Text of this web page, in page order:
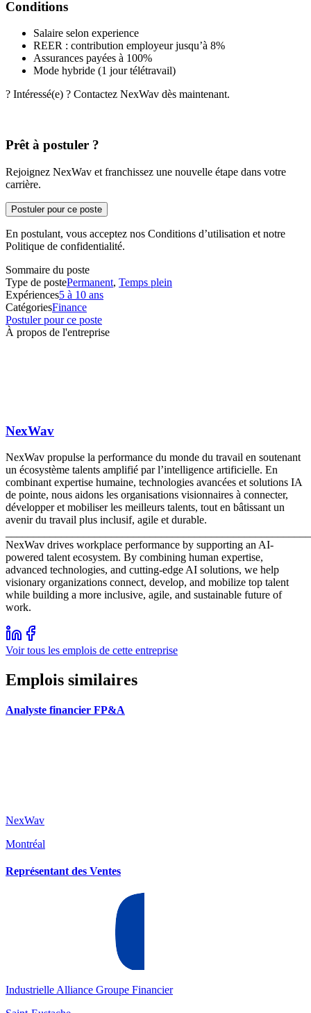
Conditions
Salaire selon experience
REER : contribution employeur jusqu’à 8%
Assurances payées à 100%
Mode hybride (1 jour télétravail)
? Intéressé(e) ? Contactez NexWav dès maintenant.
Prêt à postuler ?
Rejoignez NexWav et franchissez une nouvelle étape dans votre
carrière.
Postuler pour ce poste
En postulant, vous acceptez nos Conditions d’utilisation et notre
Politique de confidentialité.
Sommaire du poste
Type de postePermanent, Temps plein
Expériences5 à 10 ans
CatégoriesFinance
Postuler pour ce poste
À propos de l'entreprise
NexWav
NexWav propulse la performance du monde du travail en soutenant
un écosystème talents amplifié par l’intelligence artificielle. En
combinant expertise humaine, technologies avancées et solutions IA
de pointe, nous aidons les organisations visionnaires à connecter,
développer et mobiliser les meilleurs talents, tout en bâtissant un
avenir du travail plus inclusif, agile et durable.
NexWav drives workplace performance by supporting an AI-
powered talent ecosystem. By combining human expertise,
advanced technologies, and cutting-edge AI solutions, we help
visionary organizations connect, develop, and mobilize top talent
while building a more inclusive, agile, and sustainable future of
work.
Voir tous les emplois de cette entreprise
Emplois similaires
Analyste financier FP&A
NexWav
Montréal
Représentant des Ventes
Industrielle Alliance Groupe Financier